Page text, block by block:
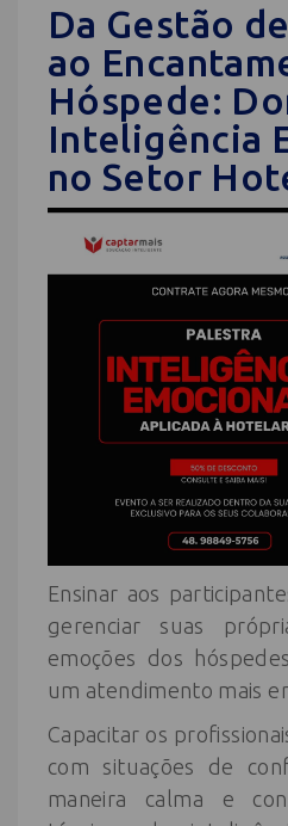
Da Gestão
ao
Hóspede:
Inteligência
no Setor
Ensinar aos
gerenciar suas
emoções dos
um atendimento mais
Capacitar os
com situações de
maneira calma e